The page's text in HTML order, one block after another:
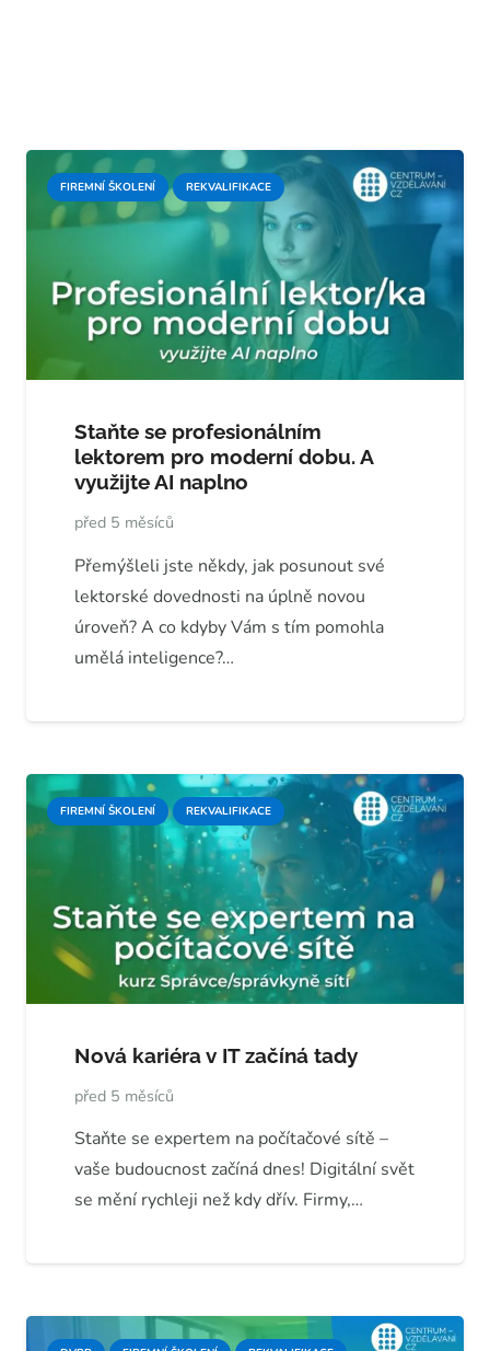
FIREMNÍ ŠKOLENÍ REKVALIFIKACE
Staňte se profesionálním
lektorem pro moderní dobu. A
využijte AI naplno
před 5 měsíců
Přemýšleli jste někdy, jak posunout své
lektorské dovednosti na úplně novou
úroveň? A co kdyby Vám s tím pomohla
umělá inteligence?…
FIREMNÍ ŠKOLENÍ REKVALIFIKACE
Nová kariéra v IT začíná tady
před 5 měsíců
Staňte se expertem na počítačové sítě –
vaše budoucnost začíná dnes! Digitální svět
se mění rychleji než kdy dřív. Firmy,…